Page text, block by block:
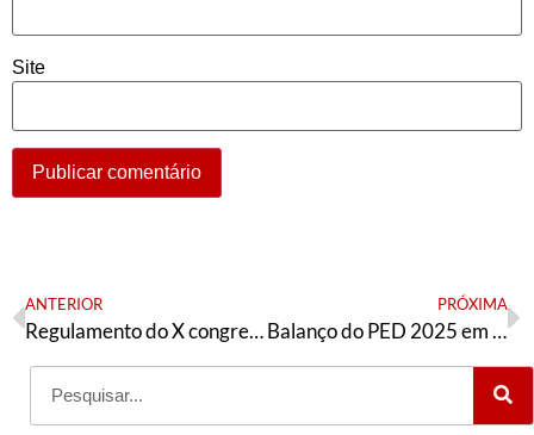
Site
ANTERIOR
Regulamento do X congresso da AE
PRÓXIMA
Balanço do PED 2025 em São José dos Campos/SP e tarefas